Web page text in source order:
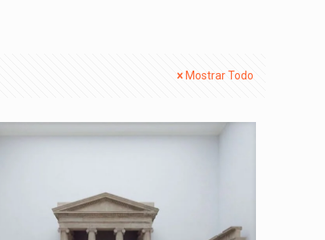
Mostrar Todo